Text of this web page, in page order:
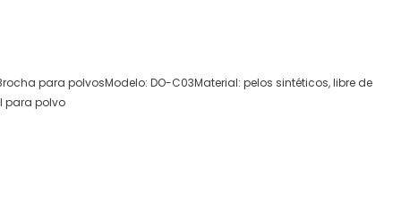
para polvosModelo: DO-C03Material: pelos sintéticos, libre de
para polvo